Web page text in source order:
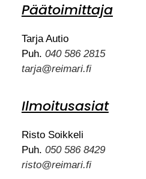
Päätoimittaja
Tarja Autio
Puh. 040 586 2815
tarja@reimari.fi
Ilmoitusasiat
Risto Soikkeli
Puh. 050 586 8429
risto@reimari.fi